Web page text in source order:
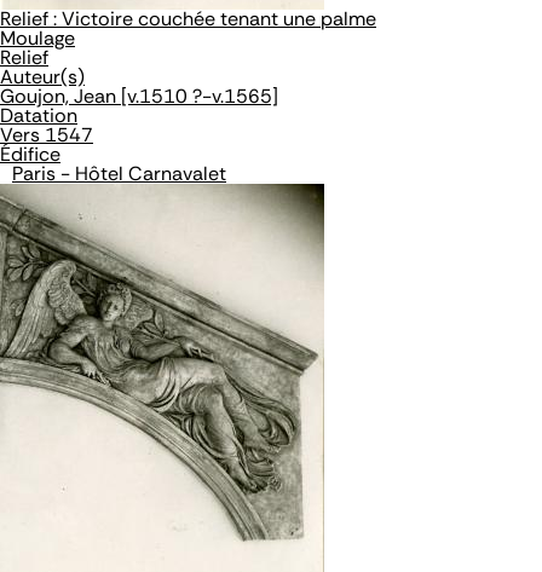
Relief : Victoire couchée tenant une palme
Moulage
Relief
Auteur(s)
Goujon, Jean [v.1510 ?-v.1565]
Datation
Vers 1547
Édifice
Paris - Hôtel Carnavalet